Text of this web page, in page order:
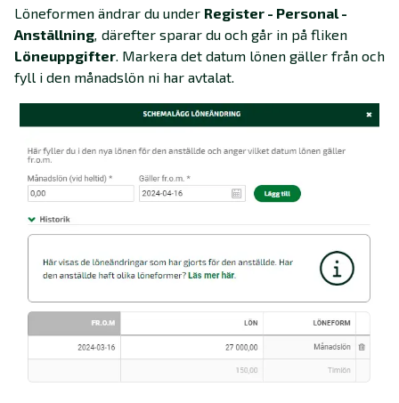
Löneformen ändrar du under Register - Personal -
Anställning, därefter sparar du och går in på fliken
Löneuppgifter. Markera det datum lönen gäller från och
fyll i den månadslön ni har avtalat.